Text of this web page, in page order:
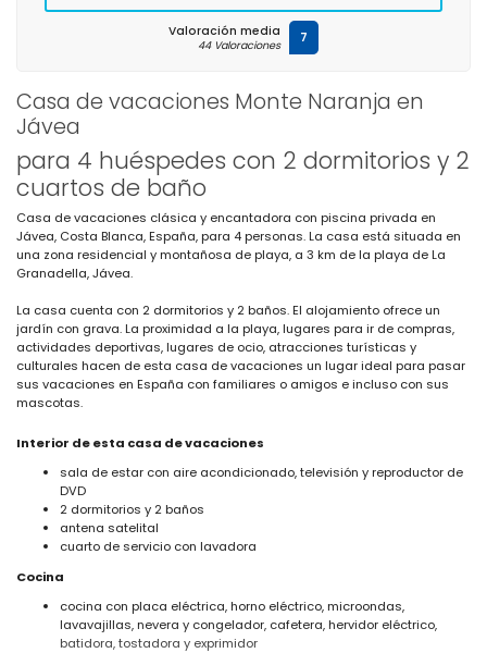
Casa de vacaciones Monte Naranja en
Jávea
para 4 huéspedes con 2 dormitorios y 2
cuartos de baño
Casa de vacaciones clásica y encantadora con piscina privada en
Jávea, Costa Blanca, España, para 4 personas. La casa está situada en
una zona residencial y montañosa de playa, a 3 km de la playa de La
Granadella, Jávea.
La casa cuenta con 2 dormitorios y 2 baños. El alojamiento ofrece un
jardín con grava. La proximidad a la playa, lugares para ir de compras,
actividades deportivas, lugares de ocio, atracciones turísticas y
culturales hacen de esta casa de vacaciones un lugar ideal para pasar
sus vacaciones en España con familiares o amigos e incluso con sus
mascotas.
Interior de esta casa de vacaciones
sala de estar con aire acondicionado, televisión y reproductor de
DVD
2 dormitorios y 2 baños
antena satelital
cuarto de servicio con lavadora
Cocina
cocina con placa eléctrica, horno eléctrico, microondas,
lavavajillas, nevera y congelador, cafetera, hervidor eléctrico,
batidora, tostadora y exprimidor
Valoración media
44 Valoraciones 7